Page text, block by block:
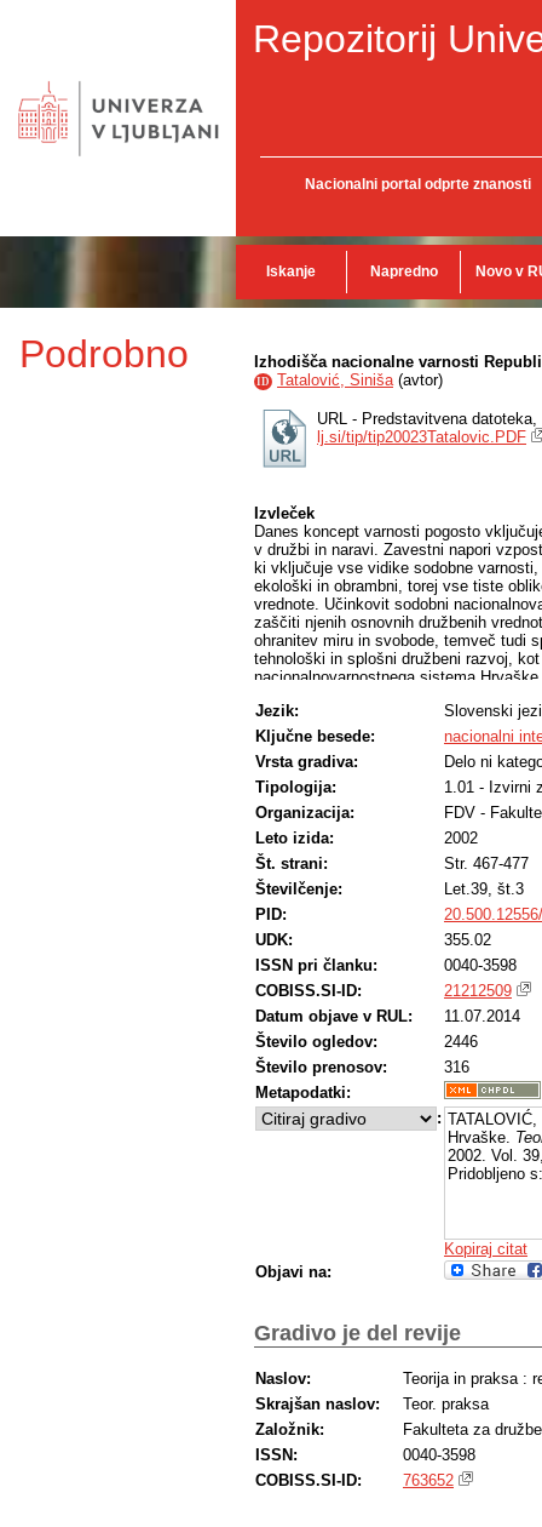
Repozitorij
Nacionalni portal odprte znanosti
Iskanje Napredno Novo v
Podrobno Izhodišča nacionalne varnosti
ID Tatalović, Siniša(avtor)
URL - Predstavitvena
lj.si/tip/tip20023Tatalovic.PDF
Izvleček
Danes koncept varnosti pogosto
v družbi in naravi. Zavestni napori
ki vključuje vse vidike sodobne
ekološki in obrambni, torej vse tiste
vrednote. Učinkovit sodobni
zaščiti njenih osnovnih družbenih
ohranitev miru in svobode, temveč tudi
tehnološki in splošni družbeni razvoj,
nacionalnovarnostnega sistema
institucije in odnosi, ki bi lahko
Jezik:
Slovenski
Ključne besede:
nacionalni
Vrsta gradiva:
Delo ni
Tipologija:
1.01 - Izvirni
Organizacija:
FDV -
Leto izida:
2002
Št. strani:
Str. 467-477
Številčenje:
Let.39, št.3
PID:
UDK:
355.02
ISSN pri članku:
0040-3598
COBISS.SI-ID:
21212509
Datum objave v RUL:
11.07.2014
Število ogledov:
2446
Število prenosov:
316
Metapodatki:
:
Hrvaške.
2002. Vol.
Pridobljeno
Kopiraj citat
Objavi na:
Gradivo je del revije
Naslov:
Teorija in praksa :
Skrajšan naslov:
Teor. praksa
Založnik:
Fakulteta za
ISSN:
0040-3598
COBISS.SI-ID:
763652